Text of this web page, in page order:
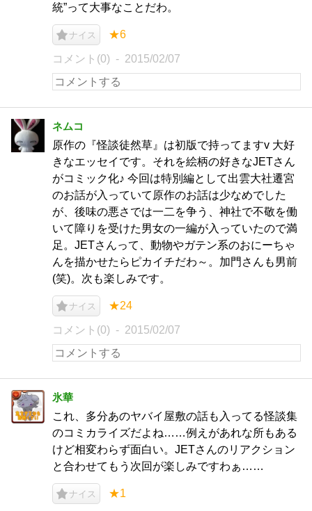
統”って大事なことだわ。
ナイス ★6
コメント(0) 2015/02/07
ネムコ
原作の『怪談徒然草』は初版で持ってますv 大好
きなエッセイです。それを絵柄の好きなJETさん
がコミック化♪ 今回は特別編として出雲大社遷宮
のお話が入っていて原作のお話は少なめでした
が、後味の悪さでは一二を争う、神社で不敬を働
いて障りを受けた男女の一編が入っていたので満
足。JETさんって、動物やガテン系のおにーちゃ
んを描かせたらピカイチだわ～。加門さんも男前
(笑)。次も楽しみです。
ナイス ★24
コメント(0) 2015/02/07
氷華
これ、多分あのヤバイ屋敷の話も入ってる怪談集
のコミカライズだよね……例えがあれな所もある
けど相変わらず面白い。JETさんのリアクション
と合わせてもう次回が楽しみですわぁ……
ナイス ★1